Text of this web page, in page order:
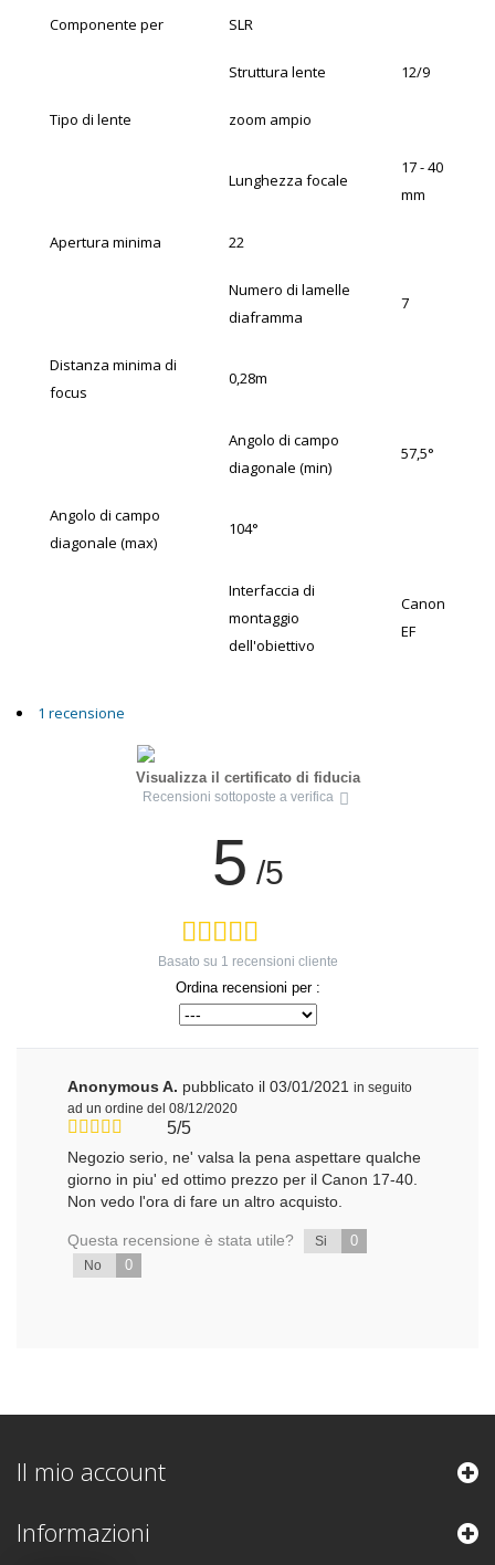
Componente per SLR
Struttura lente 12/9
Tipo di lente zoom ampio
Lunghezza focale
17 - 40
mm
Apertura minima 22
Numero di lamelle
diaframma
7
Distanza minima di
focus
0,28m
Angolo di campo
diagonale (min)
57,5°
Angolo di campo
diagonale (max)
104°
Interfaccia di
montaggio
dell'obiettivo
Canon
EF
1 recensione
Visualizza il certificato di fiducia
Recensioni sottoposte a verifica
5 /5
Basato su 1 recensioni cliente
Ordina recensioni per :
Anonymous A. pubblicato il 03/01/2021 in seguito
ad un ordine del 08/12/2020
5/5
Negozio serio, ne' valsa la pena aspettare qualche
giorno in piu' ed ottimo prezzo per il Canon 17-40.
Non vedo l'ora di fare un altro acquisto.
Questa recensione è stata utile? Si 0
No 0
Il mio account
Informazioni